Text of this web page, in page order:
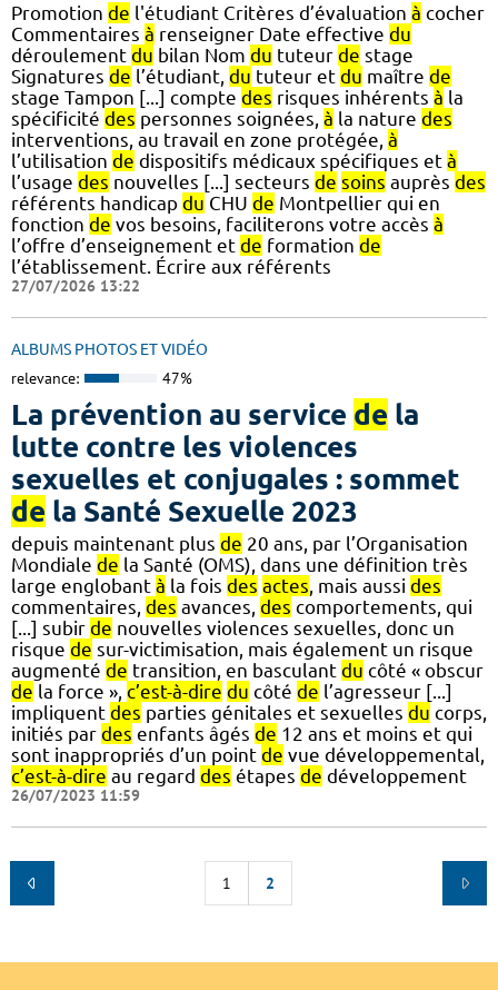
Promotion de l'étudiant Critères d’évaluation à cocher
Commentaires à renseigner Date effective du
déroulement du bilan Nom du tuteur de stage
Signatures de l’étudiant, du tuteur et du maître de
stage Tampon [...] compte des risques inhérents à la
spécificité des personnes soignées, à la nature des
interventions, au travail en zone protégée, à
l’utilisation de dispositifs médicaux spécifiques et à
l’usage des nouvelles [...] secteurs de soins auprès des
référents handicap du CHU de Montpellier qui en
fonction de vos besoins, faciliterons votre accès à
l’offre d’enseignement et de formation de
l’établissement. Écrire aux référents
27/07/2026 13:22
ALBUMS PHOTOS ET VIDÉO
relevance: 47%
La prévention au service de la
lutte contre les violences
sexuelles et conjugales : sommet
de la Santé Sexuelle 2023
depuis maintenant plus de 20 ans, par l’Organisation
Mondiale de la Santé (OMS), dans une définition très
large englobant à la fois des actes, mais aussi des
commentaires, des avances, des comportements, qui
[...] subir de nouvelles violences sexuelles, donc un
risque de sur-victimisation, mais également un risque
augmenté de transition, en basculant du côté « obscur
de la force », c’est-à-dire du côté de l’agresseur [...]
impliquent des parties génitales et sexuelles du corps,
initiés par des enfants âgés de 12 ans et moins et qui
sont inappropriés d’un point de vue développemental,
c’est-à-dire au regard des étapes de développement
26/07/2023 11:59
1 2